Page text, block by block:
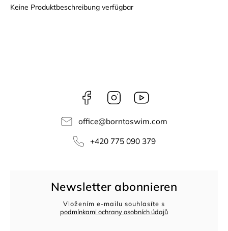
Keine Produktbeschreibung verfügbar
Facebook Instagram
office@borntoswim.com
+420 775 090 379
Newsletter abonnieren
Vložením e-mailu souhlasíte s
podmínkami ochrany osobních údajů